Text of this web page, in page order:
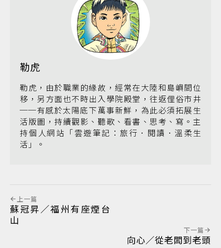
勒虎
勒虎，由於職業的緣故，經常在大陸和島嶼間位
移，另方面也不時出入學院殿堂，往返俚俗市井
──有感於太陽底下萬事新鮮，為此必須拓展生
活版圖，持續觀影、聽歌、看書、思考、寫。主
持個人網站「雲遊筆記：旅行．閱讀．溫柔生
活」。
上一篇
蘇冠昇／福州有座煙台
山
下一篇
向心／從老闆到老頭